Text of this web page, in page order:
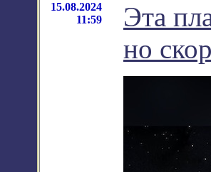
15.08.2024
11:59
Эта
но